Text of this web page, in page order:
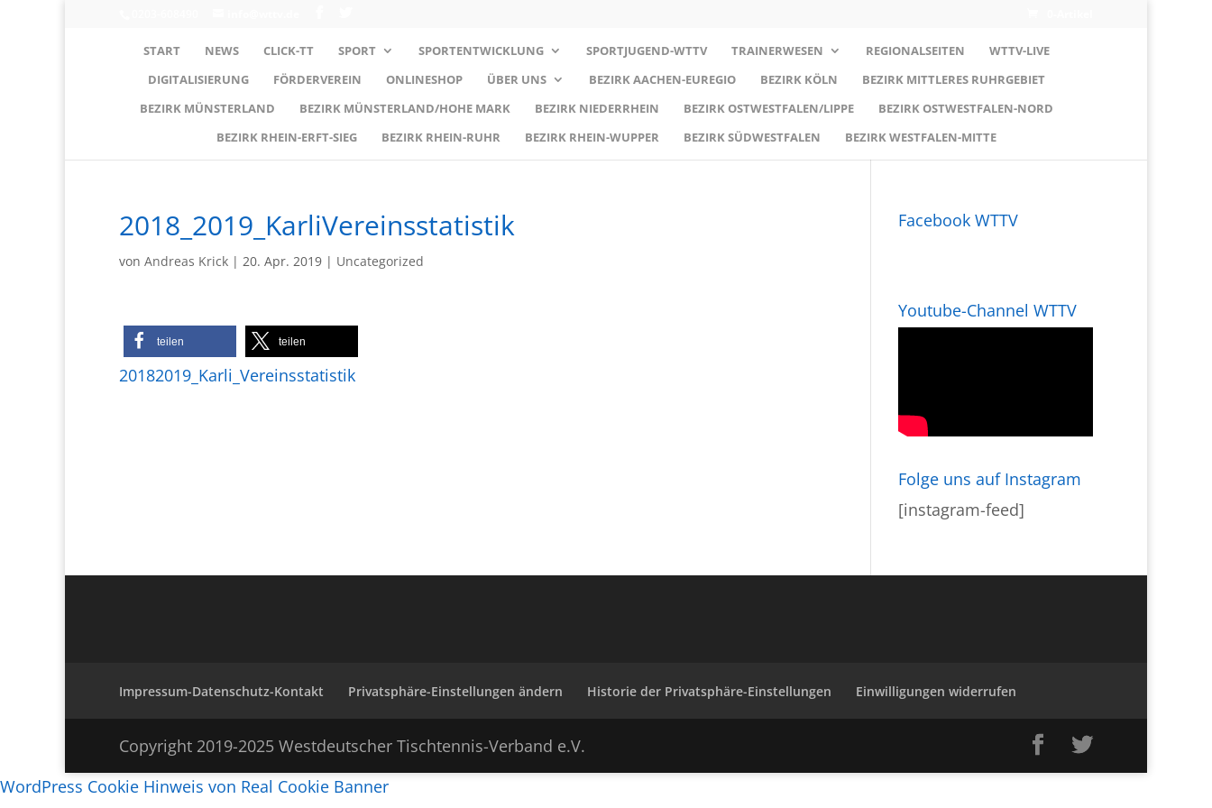
START NEWS CLICK-TT SPORT SPORTENTWICKLUNG SPORTJUGEND-WTTV TRAINERWESEN REGIONALSEITEN
WTTV-LIVE
DIGITALISIERUNG
FÖRDERVEREIN ONLINESHOP ÜBER UNS BEZIRK AACHEN-EUREGIO BEZIRK KÖLN
BEZIRK MITTLERES RUHRGEBIET
BEZIRK MÜNSTERLAND
BEZIRK MÜNSTERLAND/HOHE MARK BEZIRK NIEDERRHEIN BEZIRK OSTWESTFALEN/LIPPE
BEZIRK OSTWESTFALEN-NORD
BEZIRK RHEIN-ERFT-SIEG
BEZIRK RHEIN-RUHR BEZIRK RHEIN-WUPPER BEZIRK SÜDWESTFALEN BEZIRK WESTFALEN-MITTE
2018_2019_KarliVereinsstatistik
von Andreas Krick | 20. Apr. 2019 | Uncategorized
teilen teilen
20182019_Karli_Vereinsstatistik
Facebook WTTV
Youtube-Channel WTTV
Folge uns auf Instagram
[instagram-feed]
Impressum-Datenschutz-Kontakt Privatsphäre-Einstellungen ändern Historie der Privatsphäre-Einstellungen Einwilligungen widerrufen
Copyright 2019-2025 Westdeutscher Tischtennis-Verband e.V.
WordPress Cookie Hinweis von Real Cookie Banner